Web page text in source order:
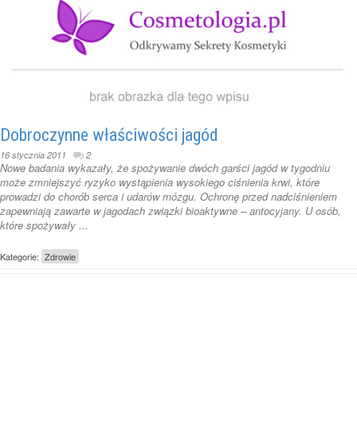
Dobroczynne właściwości jagód
16 stycznia 2011 2
Nowe badania wykazały, że spożywanie dwóch garści jagód w tygodniu
może zmniejszyć ryzyko wystąpienia wysokiego ciśnienia krwi, które
prowadzi do chorób serca i udarów mózgu. Ochronę przed nadciśnieniem
zapewniają zawarte w jagodach związki bioaktywne – antocyjany. U osób,
które spożywały ...
Kategorie: Zdrowie